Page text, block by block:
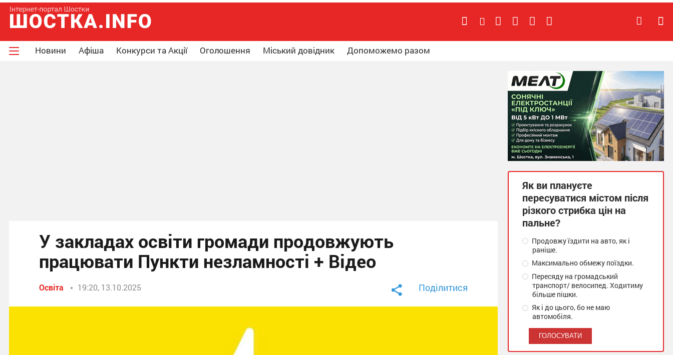
Новини Афіша Конкурси та Акції Оголошення Міський довідник Допоможемо разом
У закладах освіти громади продовжують
працювати Пункти незламності + Відео
Освіта 19:20, 13.10.2025 Поділитися
Як ви плануєте
пересуватися містом після
різкого стрибка цін на
пальне?
Продовжу їздити на авто, як і
раніше.
Максимально обмежу поїздки.
Пересяду на громадський
транспорт/ велосипед. Ходитиму
більше пішки.
Як і до цього, бо не маю
автомобіля.